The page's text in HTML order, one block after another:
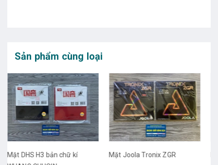
Sản phẩm cùng loại
Mặt Joola Tronix ZGR Mặt Joola Tronix CMD